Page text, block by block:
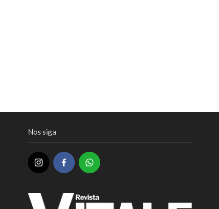
Nos siga